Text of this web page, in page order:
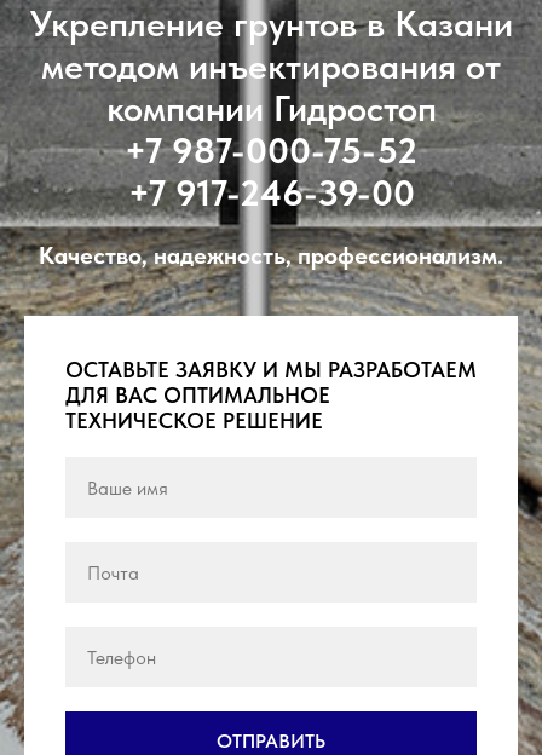
Укрепление грунтов в Казани
методом инъектирования от
компании Гидростоп
+7 987-000-75-52
+7 917-246-39-00
Качество, надежность, профессионализм.
ОСТАВЬТЕ ЗАЯВКУ И МЫ РАЗРАБОТАЕМ
ДЛЯ ВАС ОПТИМАЛЬНОЕ
ТЕХНИЧЕСКОЕ РЕШЕНИЕ
ОТПРАВИТЬ